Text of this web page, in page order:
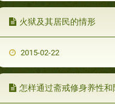
火狱及其居民的情形
2015-02-22
怎样通过斋戒修身养性和